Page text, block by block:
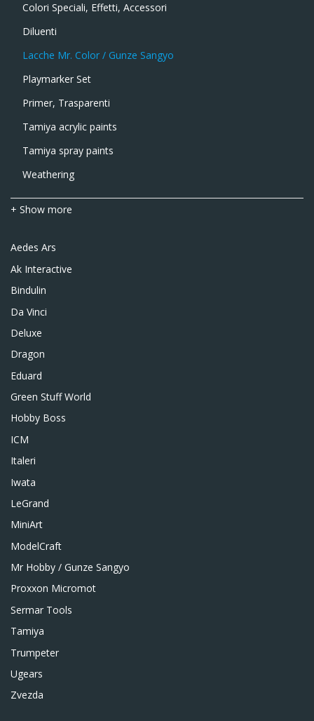
Colori Speciali, Effetti, Accessori
Diluenti
Lacche Mr. Color / Gunze Sangyo
Playmarker Set
Primer, Trasparenti
Tamiya acrylic paints
Tamiya spray paints
Weathering
+ Show more
Aedes Ars
Ak Interactive
Bindulin
Da Vinci
Deluxe
Dragon
Eduard
Green Stuff World
Hobby Boss
ICM
Italeri
Iwata
LeGrand
MiniArt
ModelCraft
Mr Hobby / Gunze Sangyo
Proxxon Micromot
Sermar Tools
Tamiya
Trumpeter
Ugears
Zvezda